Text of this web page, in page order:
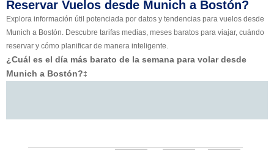
Reservar Vuelos desde Munich a Bostón?
Explora información útil potenciada por datos y tendencias para vuelos desde
Munich a Bostón. Descubre tarifas medias, meses baratos para viajar, cuándo
reservar y cómo planificar de manera inteligente.
¿Cuál es el día más barato de la semana para volar desde
Munich a Bostón?‡